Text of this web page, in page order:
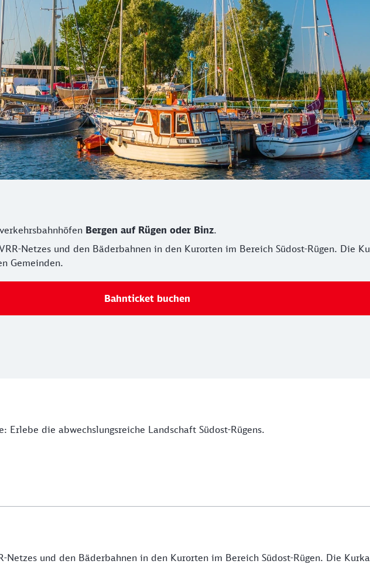
Bergen auf Rügen oder Binz.
Netzes und den Bäderbahnen in den Kurorten im Bereich Südost-Rügen. Die
Gemeinden.
Bahnticket buchen
die abwechslungsreiche Landschaft Südost-Rügens.
Netzes und den Bäderbahnen in den Kurorten im Bereich Südost-Rügen. Die